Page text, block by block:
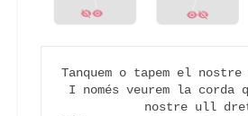
Tanquem o tapem el nostre
I només veurem la corda
nostre ull